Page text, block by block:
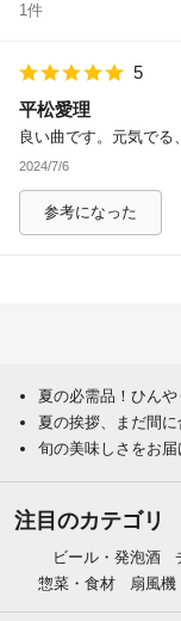
1件
5
平松愛理
良い曲です。元気でる
2024/7/6
参考になった
夏の必需品！ひん
夏の挨拶、まだ間に
旬の美味しさをお
注目のカテゴリ
ビール・発泡酒
惣菜・食材
扇風機
除外ワード